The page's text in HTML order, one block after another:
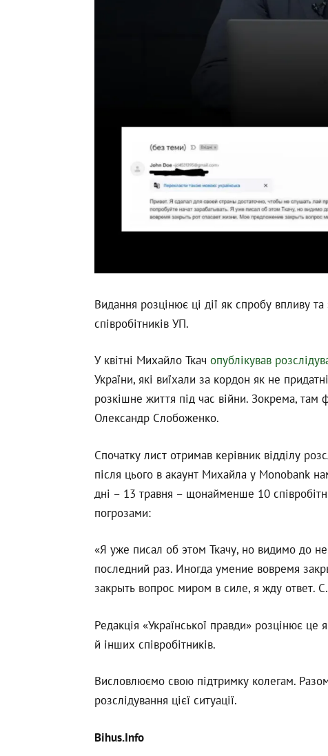
Видання розцінює ці дії як спробу впливу
співробітників УП.
У квітні Михайло Ткач опублікував
України, які виїхали за кордон як не
розкішне життя під час війни. Зокрема, там
Олександр Слобоженко.
Спочатку лист отримав керівник відділу
після цього в акаунт Михайла у Monobank
дні – 13 травня – щонайменше 10
погрозами:
«Я уже писал об этом Ткачу, но видимо до
последний раз. Иногда умение вовремя
закрыть вопрос миром в силе, я жду ответ.
Редакція «Української правди» розцінює
й інших співробітників.
Висловлюємо свою підтримку колегам.
розслідування цієї ситуації.
Bihus.Info